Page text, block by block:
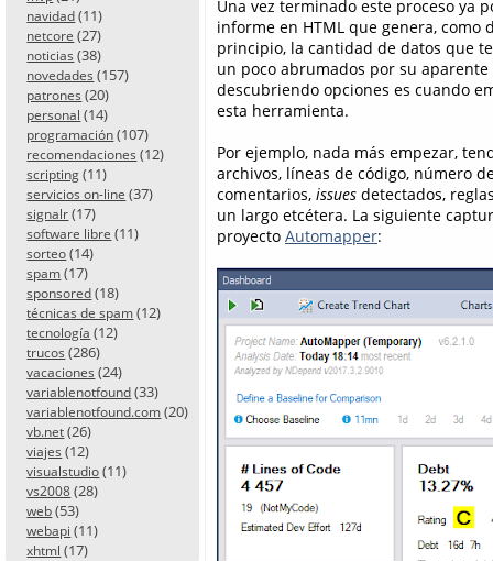
navidad (11)
netcore (27)
noticias (38)
novedades (157)
patrones (20)
personal (14)
programación (107)
recomendaciones (12)
scripting (11)
servicios on-line (37)
signalr (17)
software libre (11)
sorteo (14)
spam (17)
sponsored (18)
técnicas de spam (12)
tecnología (12)
trucos (286)
vacaciones (24)
variablenotfound (33)
variablenotfound.com (20)
vb.net (26)
viajes (12)
visualstudio (11)
vs2008 (28)
web (53)
webapi (11)
xhtml (17)
Una vez terminado este proceso ya
informe en HTML que genera, como
principio, la cantidad de datos que
un poco abrumados por su
descubriendo opciones es cuando
esta herramienta.
Por ejemplo, nada más empezar,
archivos, líneas de código, número
comentarios, issues detectados,
un largo etcétera. La siguiente
proyecto Automapper: